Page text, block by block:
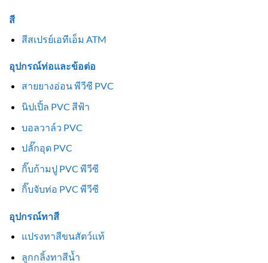
สี
สีสเปรย์เอทีเอ็ม ATM
อุปกรณ์ท่อและข้อต่อ
สายยางอ่อน พีวีซี PVC
นิปเปิ้ล PVC สีฟ้า
บอลวาล์ว PVC
ปลั๊กอุด PVC
กิ๊บก้ามปู PVC พีวีซี
กิ๊บจับท่อ PVC พีวีซี
อุปกรณ์ทาสี
แปรงทาสีขนสัตว์แท้
ลูกกลิ้งทาสีน้ำ